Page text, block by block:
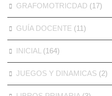
GRAFOMOTRICDAD (17)
GUÍA DOCENTE (11)
INICIAL (164)
JUEGOS Y DINAMICAS (2)